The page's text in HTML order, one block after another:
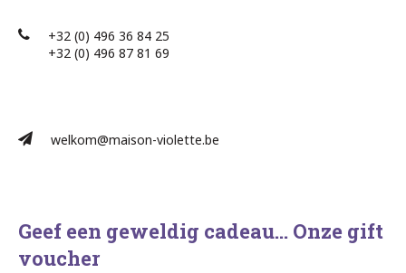
+32 (0) 496 36 84 25
+32 (0) 496 87 81 69​
welkom@maison-violette.be
Geef een geweldig cadeau… Onze gift
voucher